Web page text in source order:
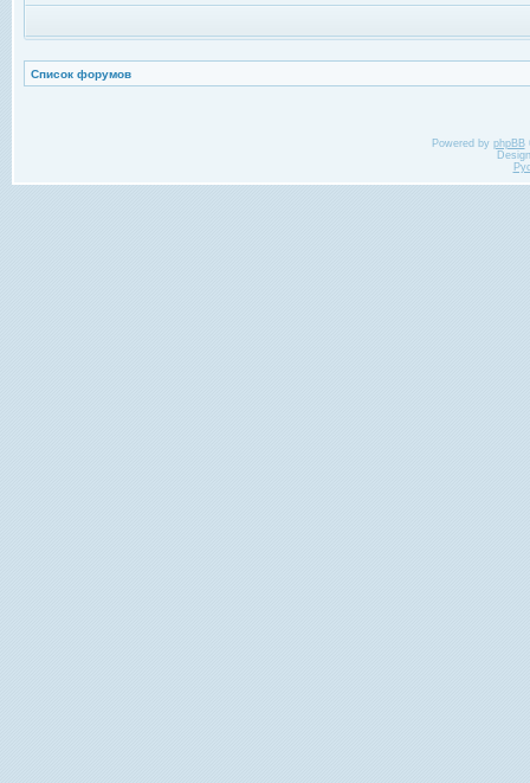
Список форумов
Powered by phpBB